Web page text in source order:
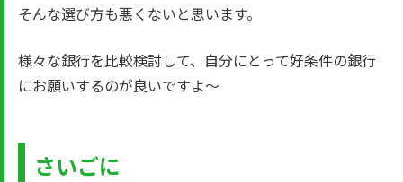
そんな選び方も悪くないと思います。
様々な銀行を比較検討して、自分にとって好条件の銀行
にお願いするのが良いですよ～
さいごに